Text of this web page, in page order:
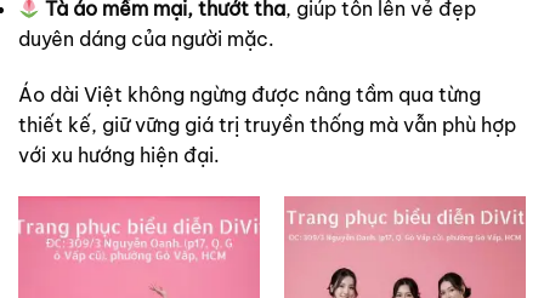
Tà áo mềm mại, thướt tha, giúp tôn lên vẻ đẹp
duyên dáng của người mặc.
Áo dài Việt không ngừng được nâng tầm qua từng
thiết kế, giữ vững giá trị truyền thống mà vẫn phù hợp
với xu hướng hiện đại.